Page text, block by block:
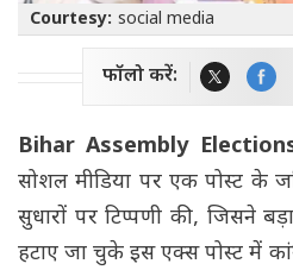
Courtesy: social media
फॉलो करें:
Bihar Assembly
सोशल मीडिया पर एक पोस्ट के
सुधारों पर टिप्पणी की, जिसने
हटाए जा चुके इस एक्स पोस्ट में